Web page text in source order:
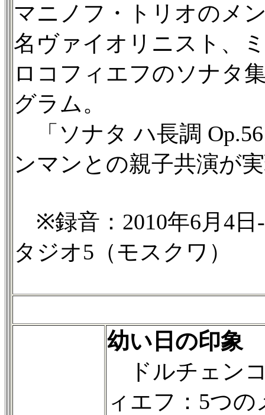
マニノフ・トリオのメ
名ヴァイオリニスト、
ロコフィエフのソナタ
グラム。
「ソナタ ハ長調
ンマンとの親子共演が
※録音：2010年6月4日-
タジオ5（モスクワ）
幼い日の印象
ドルチェン
ィエフ：5つの